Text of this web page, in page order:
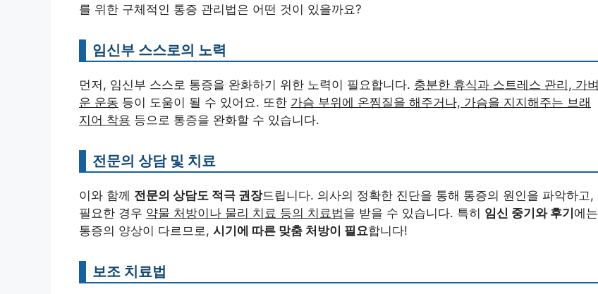
를 위한 구체적인 통증 관리법은 어떤 것이 있을까요?
임신부 스스로의 노력
먼저, 임신부 스스로 통증을 완화하기 위한 노력이 필요합니다. 충분한 휴식과 스트레스 관리, 가벼
운 운동 등이 도움이 될 수 있어요. 또한 가슴 부위에 온찜질을 해주거나, 가슴을 지지해주는 브래
지어 착용 등으로 통증을 완화할 수 있습니다.
전문의 상담 및 치료
이와 함께 전문의 상담도 적극 권장드립니다. 의사의 정확한 진단을 통해 통증의 원인을 파악하고,
필요한 경우 약물 처방이나 물리 치료 등의 치료법을 받을 수 있습니다. 특히 임신 중기와 후기 에는
통증의 양상이 다르므로, 시기에 따른 맞춤 처방이 필요합니다!
보조 치료법